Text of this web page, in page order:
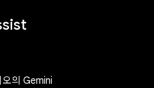
의 Gemini